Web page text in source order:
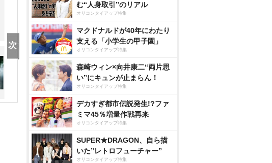
む“人身取引”のリアル
オリコンタイアップ特集
マクドナルドが40年にわたり
支える「小学生の甲子園」
オリコンタイアップ特集
森崎ウィン×向井康二“両片思
い”にキュンが止まらん！
オリコンタイアップ特集
デカすぎ都市伝説発生!?ファ
ミマ45％増量作戦再来
オリコンタイアップ特集
SUPER★DRAGON、自ら描
いた”レトロフューチャー”
オリコンタイアップ特集